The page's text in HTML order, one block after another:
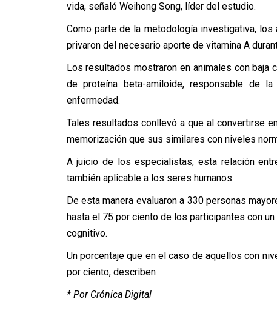
vida, señaló Weihong Song, líder del estudio.
Como parte de la metodología investigativa,
privaron del necesario aporte de vitamina A
Los resultados mostraron en animales con baja
de proteína beta-amiloide, responsable de
enfermedad.
Tales resultados conllevó a que al convertirse
memorización que sus similares con niveles
A juicio de los especialistas, esta relación
también aplicable a los seres humanos.
De esta manera evaluaron a 330 personas
hasta el 75 por ciento de los participantes con
cognitivo.
Un porcentaje que en el caso de aquellos con
por ciento, describen
* Por Crónica Digital